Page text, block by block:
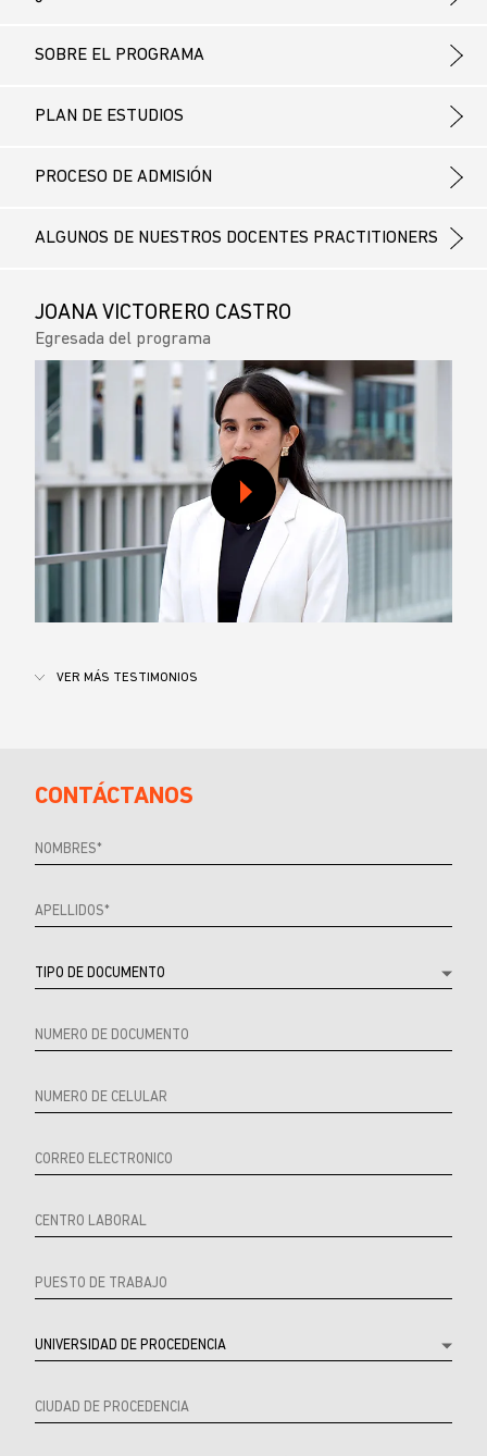
SOBRE EL PROGRAMA
PLAN DE ESTUDIOS
PROCESO DE ADMISIÓN
ALGUNOS DE NUESTROS DOCENTES PRACTITIONERS
JOANA VICTORERO CASTRO
Egresada del programa
VER MÁS TESTIMONIOS
CONTÁCTANOS
Referrer
URL
URL
Referrer